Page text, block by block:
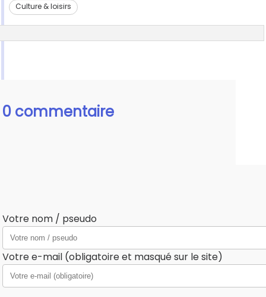
Culture & loisirs
0 commentaire
Votre nom / pseudo
Votre e-mail (obligatoire et masqué sur le site)